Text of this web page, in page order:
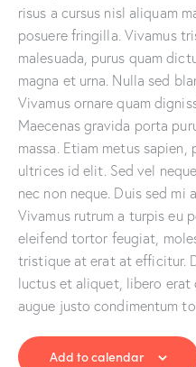
risus a cursus nisl aliquam
posuere fringilla. Vivamus
malesuada, purus quam
magna et urna. Nulla sed
Vivamus ornare quam
Maecenas gravida porta
massa. Etiam metus
ultrices id elit. Sed vel
nec non neque. Duis sed mi
Vivamus rutrum a turpis eu
eleifend tortor feugiat,
tristique at erat at efficitur.
luctus et aliquet, libero erat
augue justo condimentum
Add to calendar